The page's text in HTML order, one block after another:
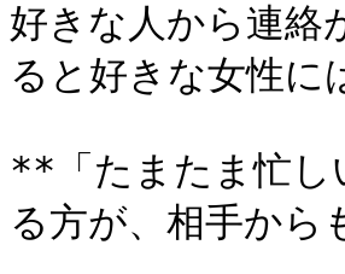
好きな人から連絡
ると好きな女性に
**「たまたま忙し
る方が、相手か